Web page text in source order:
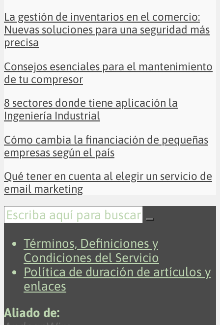
La gestión de inventarios en el comercio:
Nuevas soluciones para una seguridad más
precisa
Consejos esenciales para el mantenimiento
de tu compresor
8 sectores donde tiene aplicación la
Ingeniería Industrial
Cómo cambia la financiación de pequeñas
empresas según el país
Qué tener en cuenta al elegir un servicio de
email marketing
Términos, Definiciones y
Condiciones del Servicio
Política de duración de artículos y
enlaces
Aliado de: